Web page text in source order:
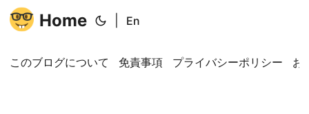
Home En
このブログについて 免責事項 プライバシーポリシー お